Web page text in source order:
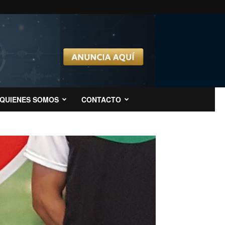
QUIENES SOMOS CONTACTO